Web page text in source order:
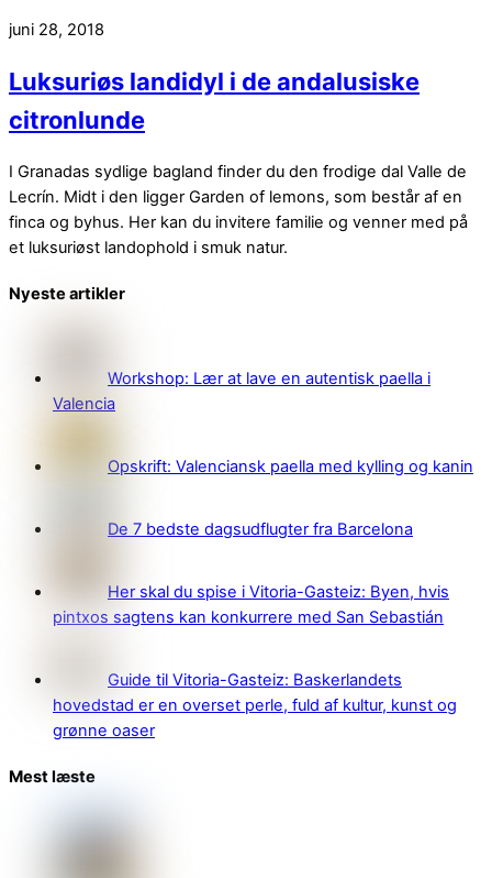
juni 28, 2018
Luksuriøs landidyl i de andalusiske
citronlunde
I Granadas sydlige bagland finder du den frodige dal Valle de
Lecrín. Midt i den ligger Garden of lemons, som består af en
finca og byhus. Her kan du invitere familie og venner med på
et luksuriøst landophold i smuk natur.
Nyeste artikler
Workshop: Lær at lave en autentisk paella i
Valencia
Opskrift: Valenciansk paella med kylling og kanin
De 7 bedste dagsudflugter fra Barcelona
Her skal du spise i Vitoria-Gasteiz: Byen, hvis
pintxos sagtens kan konkurrere med San Sebastián
Guide til Vitoria-Gasteiz: Baskerlandets
hovedstad er en overset perle, fuld af kultur, kunst og
grønne oaser
Mest læste